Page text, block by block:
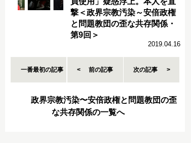
撃＜政界宗教汚染～安倍政権
と問題教団の歪な共存関係・
第9回＞
2019.04.16
一番最初の記事 前の記事 次の記事
政界宗教汚染〜安倍政権と問題教団の歪
な共存関係の一覧へ